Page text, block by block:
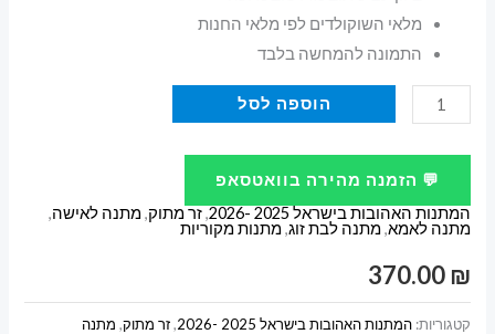
מלאי השוקולדים לפי מלאי החנות
התמונה להמחשה בלבד
כמות
של
מארז
קידנר
מפנק
הוספה לסל
💬 הזמנה מהירה בוואטסאפ
המתנות האהובות בישראל 2025 -2026
,זר מתוק,מתנה לאישה,
מתנה לאמא,מתנה לבת זוג,מתנות מקוריות
370.00 ₪
קטגוריות:המתנות האהובות בישראל 2025 -2026 ,זר מתוק, מתנה